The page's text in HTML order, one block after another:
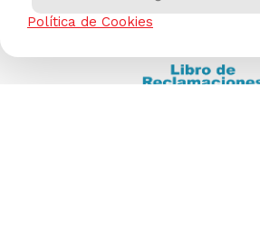
Política de Cookies